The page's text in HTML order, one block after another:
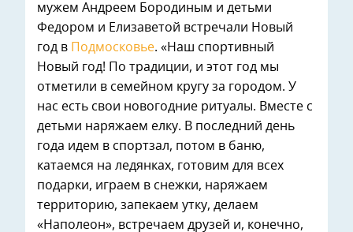
мужем Андреем Бородиным и детьми
Федором и Елизаветой встречали Новый
год в
Подмосковье. «Наш спортивный
Новый год! По традиции, и этот год мы
отметили в семейном кругу за городом. У
нас есть свои новогодние ритуалы. Вместе с
детьми наряжаем елку. В последний день
года идем в спортзал, потом в баню,
катаемся на ледянках, готовим для всех
подарки, играем в снежки, наряжаем
территорию, запекаем утку, делаем
«Наполеон», встречаем друзей и, конечно,